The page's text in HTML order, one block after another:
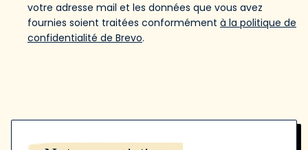
votre adresse mail et les données que vous avez
fournies soient traitées conformément à la politique de
confidentialité de Brevo.